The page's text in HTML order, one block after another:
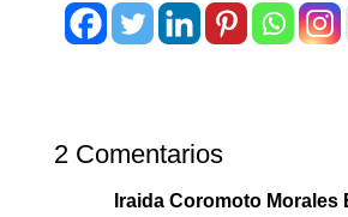
2 Comentarios
Iraida Coromoto Morales